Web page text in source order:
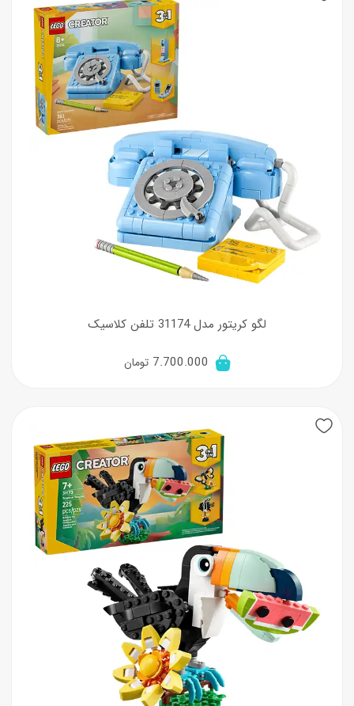
لگو کریتور مدل 31174 تلفن کلاسیک
7.700.000 تومان